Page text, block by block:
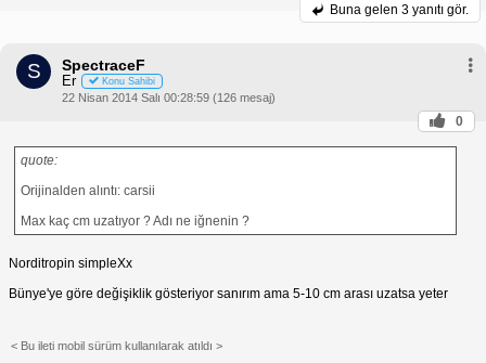
Buna gelen 3 yanıtı gör.
S SpectraceF
Er Konu Sahibi
22 Nisan 2014 Salı 00:28:59 (126 mesaj)
0
quote:
Orijinalden alıntı: carsii
Max kaç cm uzatıyor ? Adı ne iğnenin ?
Norditropin simpleXx
Bünye'ye göre değişiklik gösteriyor sanırım ama 5-10 cm arası uzatsa yeter
< Bu ileti mobil sürüm kullanılarak atıldı >